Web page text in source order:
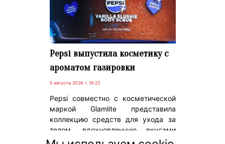
Pepsi выпустила косметику с
ароматом газировки
5 августа 2026 г. 16:23
Pepsi совместно с косметической
маркой Glamlite представила
коллекцию средств для ухода за
телом, вдохновленную вкусами
знаменитой газировки. В линейку